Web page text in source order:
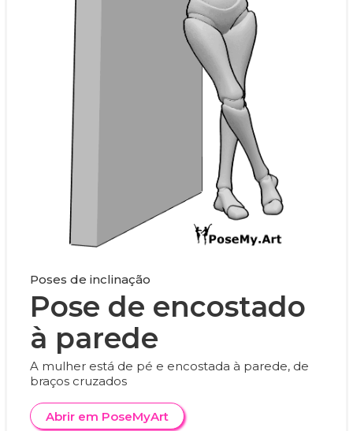
Poses de inclinação
Pose de encostado
à parede
A mulher está de pé e encostada à parede, de
braços cruzados
Abrir em PoseMyArt